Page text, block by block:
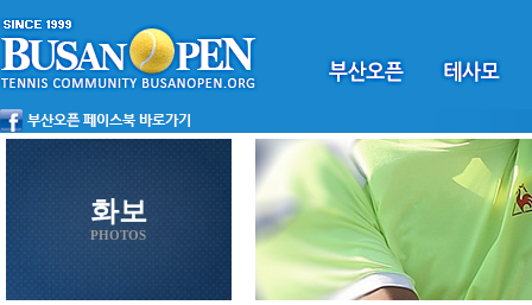
화보
PHOTOS